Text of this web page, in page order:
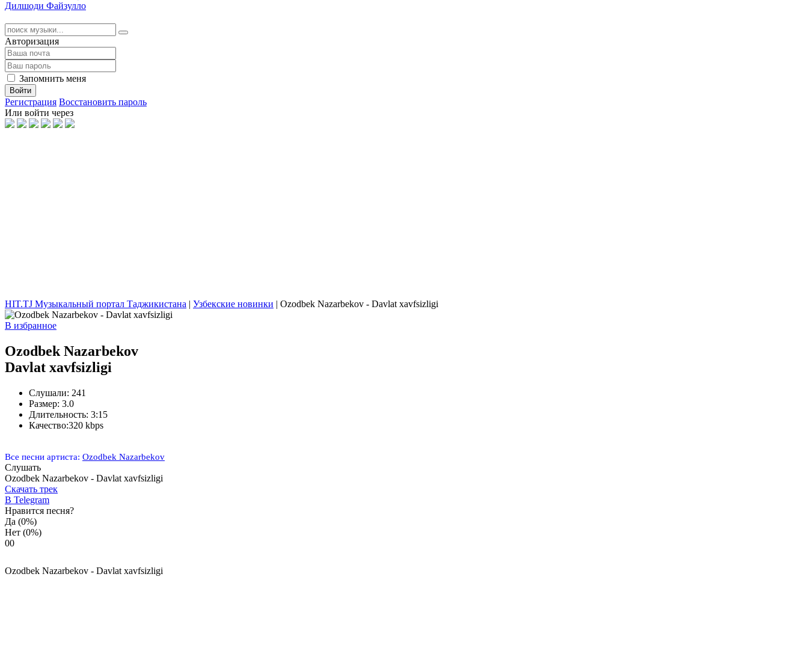
Дилшоди Файзулло
Авторизация
Запомнить меня
Войти
Регистрация Восстановить пароль
Или войти через
HIT.TJ Музыкальный портал Таджикистана | Узбекские новинки | Ozodbek Nazarbekov - Davlat xavfsizligi
В избранное
Ozodbek Nazarbekov
Davlat xavfsizligi
Слушали: 241
Размер: 3.0
Длительность: 3:15
Качество:320 kbps
Все песни артиста: Ozodbek Nazarbekov
Слушать
Ozodbek Nazarbekov - Davlat xavfsizligi
Скачать трек
В Telegram
Нравится песня?
Да (0%)
Нет (0%)
00
Ozodbek Nazarbekov - Davlat xavfsizligi